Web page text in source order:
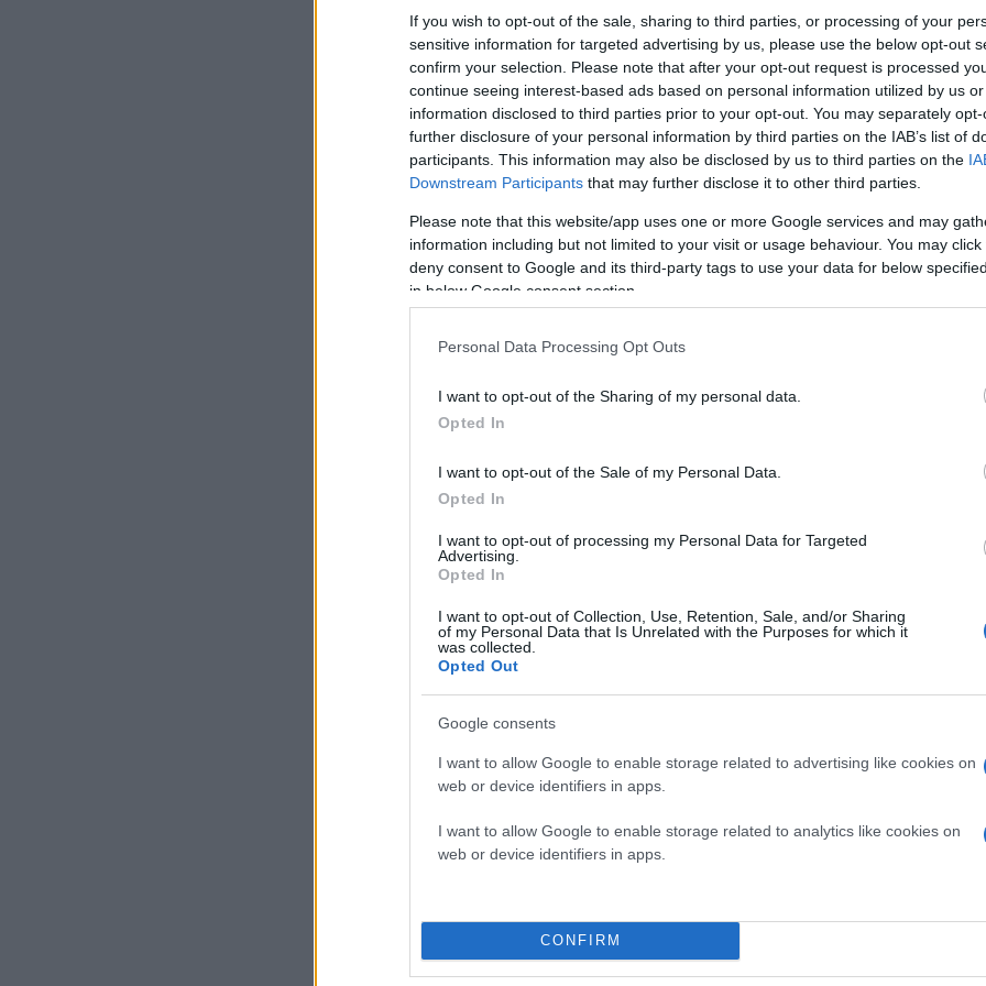
If you wish to opt-out of the sale, sharing to third parties, or processing of your
sensitive information for targeted advertising by us, please use the below opt-out
confirm your selection. Please note that after your opt-out request is processed
continue seeing interest-based ads based on personal information utilized by us
information disclosed to third parties prior to your opt-out. You may separately
further disclosure of your personal information by third parties on the IAB’s list of
participants. This information may also be disclosed by us to third parties on the
Downstream Participants that may further disclose it to other third parties.
Please note that this website/app uses one or more Google services and may
information including but not limited to your visit or usage behaviour. You may
deny consent to Google and its third-party tags to use your data for below
in below Google consent section.
Personal Data Processing Opt Outs
I want to opt-out of the Sharing of my personal data.
Opted In
I want to opt-out of the Sale of my Personal Data.
Opted In
I want to opt-out of processing my Personal Data for Targeted
Advertising.
Opted In
I want to opt-out of Collection, Use, Retention, Sale, and/or Sharing
of my Personal Data that Is Unrelated with the Purposes for which it
was collected.
Opted Out
Google consents
I want to allow Google to enable storage related to advertising like cookies on
web or device identifiers in apps.
I want to allow Google to enable storage related to analytics like cookies on
web or device identifiers in apps.
CONFIRM
Μιλώντας για το σκάνδαλο των υποκλοπών,
ο
κατηγορούμενοι, για να μην παρεξηγούμαι,
καθαυτό, μέσω της ΕΥΠ και μέσω του
Μονομελούς Πλημμελειοδικείου και έχουμε
Πάγου, πολιτικά, ως πολιτική οντότητα,
η"εκδίκηση της γυφτιάς", είναι η εκδίκηση
πολιτικά εννοώ, δεν μιλάω για τα ίδια πρόσωπα,
χρησιμοποιήσω έναν πιο, ας πούμε, τρυφερό
Σχετικά με τις επιθέσεις της κυβέρνησης
στο ζήτημα προσδίδονται πολιτικοί όροι με
ότι αυτό συνιστά παρέμβαση στο δικαιοδοτικό
πλειοψηφίας που επιτίθενται στην κ. Κοβέσι,
απολύτως υποχρεωτική».
ΠΑΣΟΚ - Κίνημα